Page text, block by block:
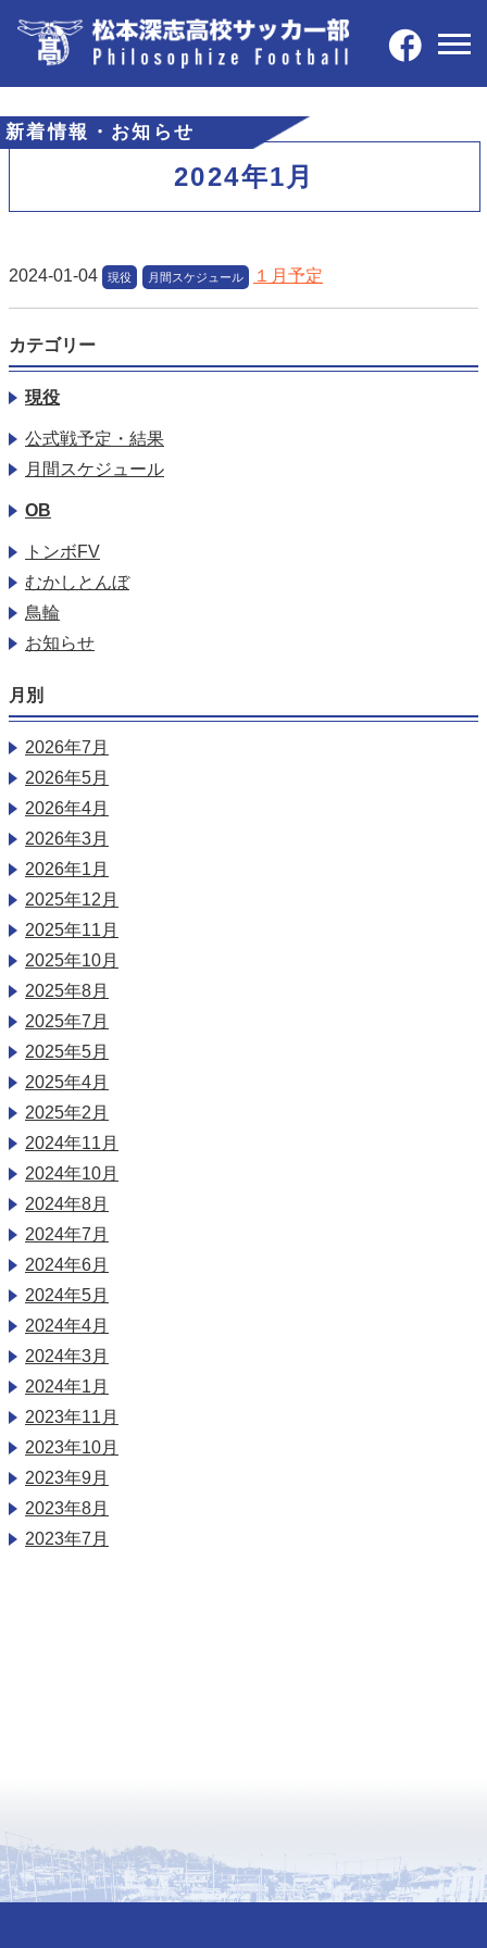
新着情報・お知らせ
2024年1月
2024-01-04 現役 月間スケジュール １月予定
カテゴリー
現役
公式戦予定・結果
月間スケジュール
OB
トンボFV
むかしとんぼ
鳥輪
お知らせ
月別
2026年7月
2026年5月
2026年4月
2026年3月
2026年1月
2025年12月
2025年11月
2025年10月
2025年8月
2025年7月
2025年5月
2025年4月
2025年2月
2024年11月
2024年10月
2024年8月
2024年7月
2024年6月
2024年5月
2024年4月
2024年3月
2024年1月
2023年11月
2023年10月
2023年9月
2023年8月
2023年7月